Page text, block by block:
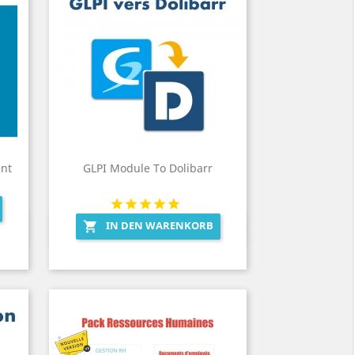
GLPI Module To Dolibarr
 IN DEN WARENKORB
Vorschau